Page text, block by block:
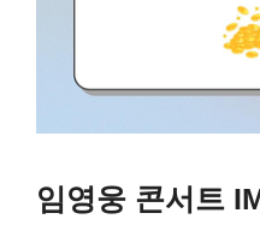
임영웅 콘서트